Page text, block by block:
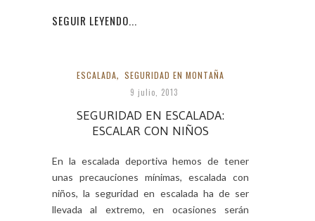
SEGUIR LEYENDO...
ESCALADA, SEGURIDAD EN MONTAÑA
9 julio, 2013
SEGURIDAD EN ESCALADA:
ESCALAR CON NIÑOS
En la escalada deportiva hemos de tener
unas precauciones mínimas, escalada con
niños, la seguridad en escalada ha de ser
llevada al extremo, en ocasiones serán